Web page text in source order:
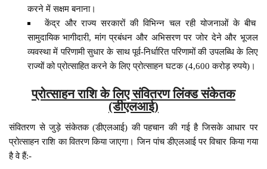
करने में सक्षम बनाना।
केंद्र और राज्य सरकारों की विभिन्न चल रही योजनाओं के बीच
सामुदायिक भागीदारी, मांग प्रबंधन और अभिसरण पर जोर देने और भूजल
व्यवस्था में परिणामी सुधार के साथ पूर्व-निर्धारित परिणामों की उपलब्धि के लिए
राज्यों को प्रोत्साहित करने के लिए प्रोत्साहन घटक (4,600 करोड़ रुपये)।
प्रोत्साहन राशि के लिए संवितरण लिंक्ड संकेतक
(डीएलआई)
संवितरण से जुड़े संकेतक (डीएलआई) की पहचान की गई है जिसके आधार पर
प्रोत्साहन राशि का वितरण किया जाएगा। जिन पांच डीएलआई पर विचार किया गया
है वे हैं:-